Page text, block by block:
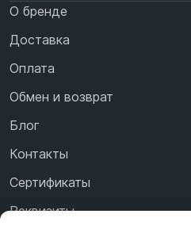
О бренде
Доставка
Оплата
Обмен и возврат
Блог
Контакты
Сертификаты
Реквизиты